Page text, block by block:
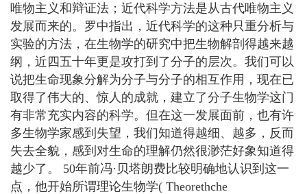
唯物主义和辩证法；近代科学方法是从古代唯物主义
发展而来的。罗中指出，近代科学的这种只重分析与
实验的方法，在生物学的研究中把生物解剖得越来越
纲，近四五十年更是攻打到了分子的层次。我们可以
说把生命现象分解为分子与分子的相互作用，现在已
取得了伟大的、惊人的成就，建立了分子生物学这门
有非常充实内容的科学。但在这一发展面前，也有许
多生物学家感到失望，我们知道得越细、越多，反而
失去全貌，感到对生命的理解仍然很渺茫好象知道得
越少了。 50年前冯·贝塔朗费比较明确地认识到这一
点，他开始所谓理论生物学( Theorethche